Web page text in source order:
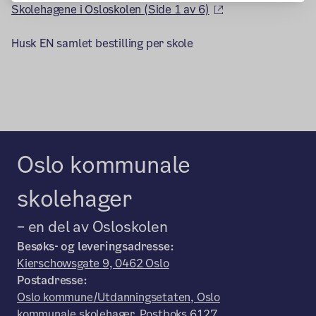
Skolehagene i Osloskolen (Side 1 av 6)
(ekstern lenke)
Husk EN samlet bestilling per skole
Oslo kommunale
skolehager
– en del av Osloskolen
Besøks- og leveringsadresse:
Kierschowsgate 9, 0462 Oslo
Postadresse:
Oslo kommune/Utdanningsetaten, Oslo